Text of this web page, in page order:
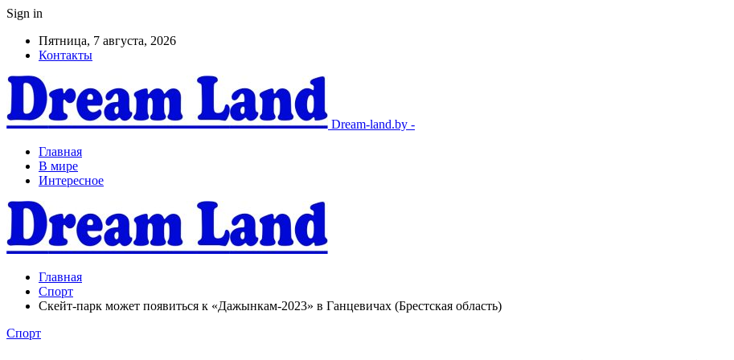
Sign in
Пятница, 7 августа, 2026
Контакты
Dream-land.by -
Главная
В мире
Интересное
Главная
Спорт
Скейт-парк может появиться к «Дажынкам-2023» в Ганцевичах (Брестская область)
Спорт